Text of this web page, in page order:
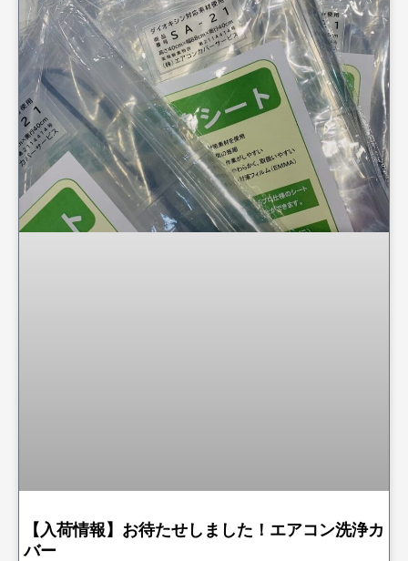
【入荷情報】お待たせしました！エアコン洗浄カ
バー